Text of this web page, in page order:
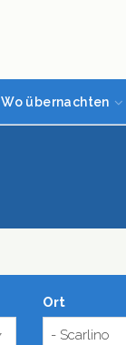
Wo übernachten
Ort
- Scarlino